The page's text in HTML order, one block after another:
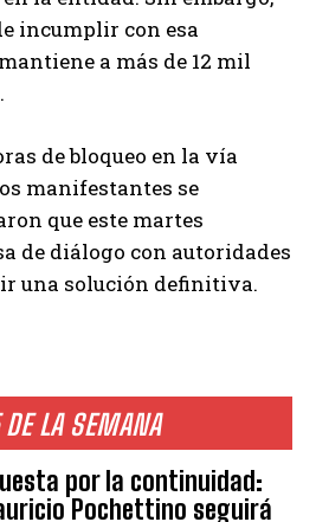
DE LA SEMANA
por la continuidad:
Pochettino seguirá
incumplir con esa
a más de 12 mil
de bloqueo en la vía
manifestantes se
que este martes
de diálogo con autoridades
una solución definitiva.